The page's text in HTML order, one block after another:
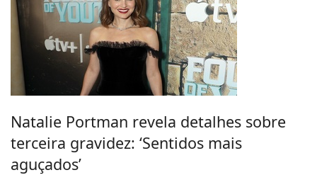
Natalie Portman revela detalhes sobre
terceira gravidez: ‘Sentidos mais
aguçados’